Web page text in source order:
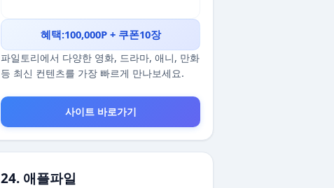
혜택:100,000P + 쿠폰10장
파일토리에서 다양한 영화, 드라마, 애니, 만화
등 최신 컨텐츠를 가장 빠르게 만나보세요.
사이트 바로가기
24. 애플파일